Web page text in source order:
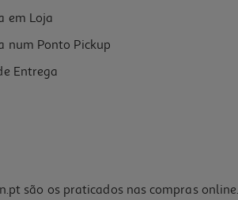
em Loja
num Ponto Pickup
Entrega
são os praticados nas compras